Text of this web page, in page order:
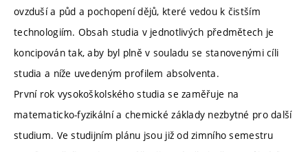
ovzduší a půd a pochopení dějů, které vedou k čistším
technologiím. Obsah studia v jednotlivých předmětech je
koncipován tak, aby byl plně v souladu se stanovenými cíli
studia a níže uvedeným profilem absolventa.
První rok vysokoškolského studia se zaměřuje na
matematicko-fyzikální a chemické základy nezbytné pro další
studium. Ve studijním plánu jsou již od zimního semestru